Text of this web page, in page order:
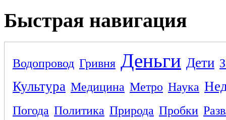
Быстрая навигация
Водопровод Гривня Деньги Дети
Культура Медицина Метро Наука
Погода Политика Природа Пробки